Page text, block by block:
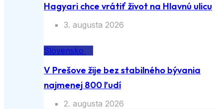
Hagyari chce vrátiť život na Hlavnú ulicu
3. augusta 2026
Slovensko
V Prešove žije bez stabilného bývania
najmenej 800 ľudí
2. augusta 2026